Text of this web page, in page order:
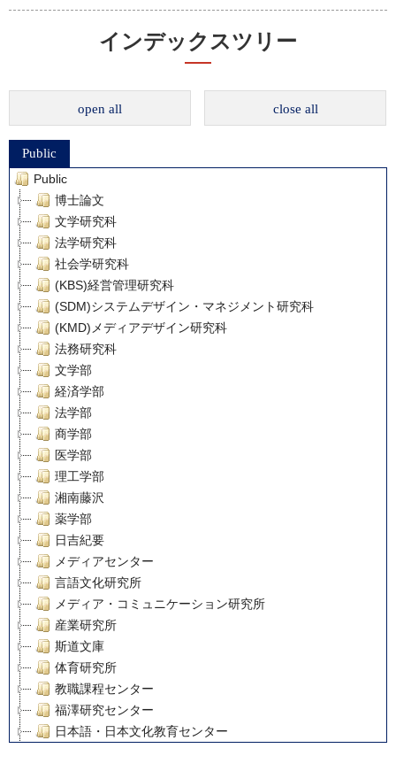
インデックスツリー
open all close all
Public
Public
博士論文
文学研究科
法学研究科
社会学研究科
(KBS)経営管理研究科
(SDM)システムデザイン・マネジメント研究科
(KMD)メディアデザイン研究科
法務研究科
文学部
経済学部
法学部
商学部
医学部
理工学部
湘南藤沢
薬学部
日吉紀要
メディアセンター
言語文化研究所
メディア・コミュニケーション研究所
産業研究所
斯道文庫
体育研究所
教職課程センター
福澤研究センター
日本語・日本文化教育センター